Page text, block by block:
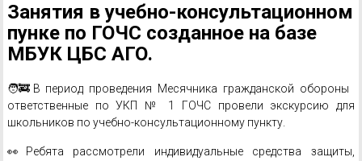
Занятия в учебно-консультационном
пунке по ГОЧС созданное на базе
МБУК ЦБС АГО.
🧑‍🚒В период проведения Месячника гражданской обороны
ответственные по УКП № 1 ГОЧС провели экскурсию для
школьников по учебно-консультационному пункту.
👀Ребята рассмотрели индивидуальные средства защиты,